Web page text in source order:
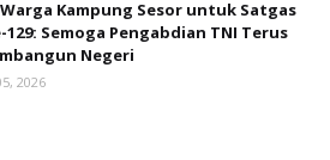
Kampung Sesor untuk Satgas
129: Semoga Pengabdian TNI Terus
Negeri
2026